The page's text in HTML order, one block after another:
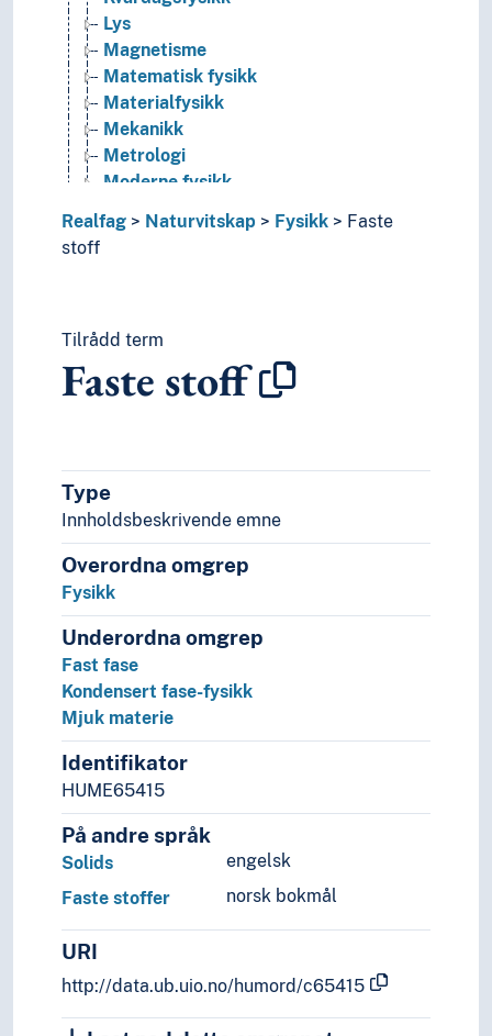
Lys
Magnetisme
Matematisk fysikk
Materialfysikk
Mekanikk
Metrologi
Moderne fysikk
Optikk
Relativitetsteorien
Resonans (Fysikk)
Stråling
Væsker
Geovitskap
Kjemi
Natur
Nevrovitskap
Realfag Naturvitskap Fysikk
Faste
stoff
Tilrådd term
Faste stoff
Type
Innholdsbeskrivende emne
Overordna omgrep
Fysikk
Underordna omgrep
Fast fase
Kondensert fase-fysikk
Mjuk materie
Identifikator
HUME65415
På andre språk
engelsk
Solids
norsk bokmål
Faste stoffer
URI
http://data.ub.uio.no/humord/c65415